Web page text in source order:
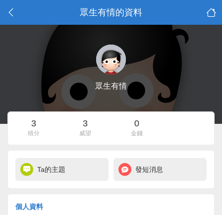
眾生有情的資料
眾生有情
3
積分
3
威望
0
金錢
Ta的主題 發短消息
個人資料